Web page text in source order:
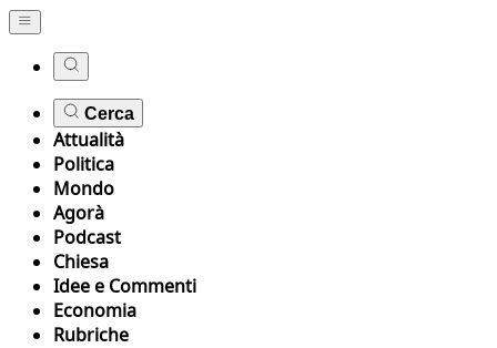
Cerca
Attualità
Politica
Mondo
Agorà
Podcast
Chiesa
Idee e Commenti
Economia
Rubriche